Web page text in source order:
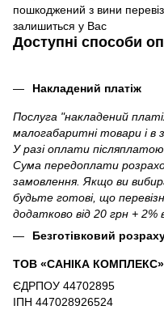
пошкоджений з вини
залишиться у Вас
Доступні способи
Накладений платіж
Послуга "накладений
малогабаритні товари і в
У разі оплати
Сума передоплати
замовлення. Якщо ви
будьте готові, що
додатково від 20 грн + 2%
Безготівковий
ТОВ «САНІКА КОМПЛЕКС»
ЄДРПОУ 44702895
ІПН 447028926524